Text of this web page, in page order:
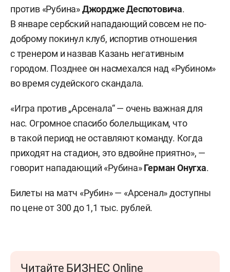
против «Рубина»ДжорджеДеспотовича.
В январесербский нападающий совсем не по-
добромупокинул клуб, испортив отношения
с тренером и назвав Казань негативным
городом. Позднее он насмехался над «Рубином»
во время судейского скандала.
«Игра против „Арсенала“ — очень важная для
нас. Огромное спасибо болельщикам, что
в такой период не оставляют команду. Когда
приходят на стадион, это вдвойне приятно», —
говорит нападающий «Рубина»Герман Онугха.
Билеты на матч «Рубин» — «Арсенал» доступны
по цене от 300 до 1,1 тыс. рублей.
Читайте БИЗНЕС Online